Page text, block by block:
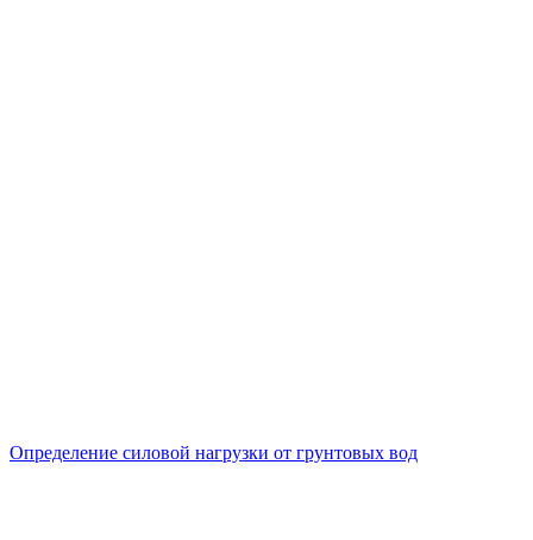
Определение силовой нагрузки от грунтовых вод